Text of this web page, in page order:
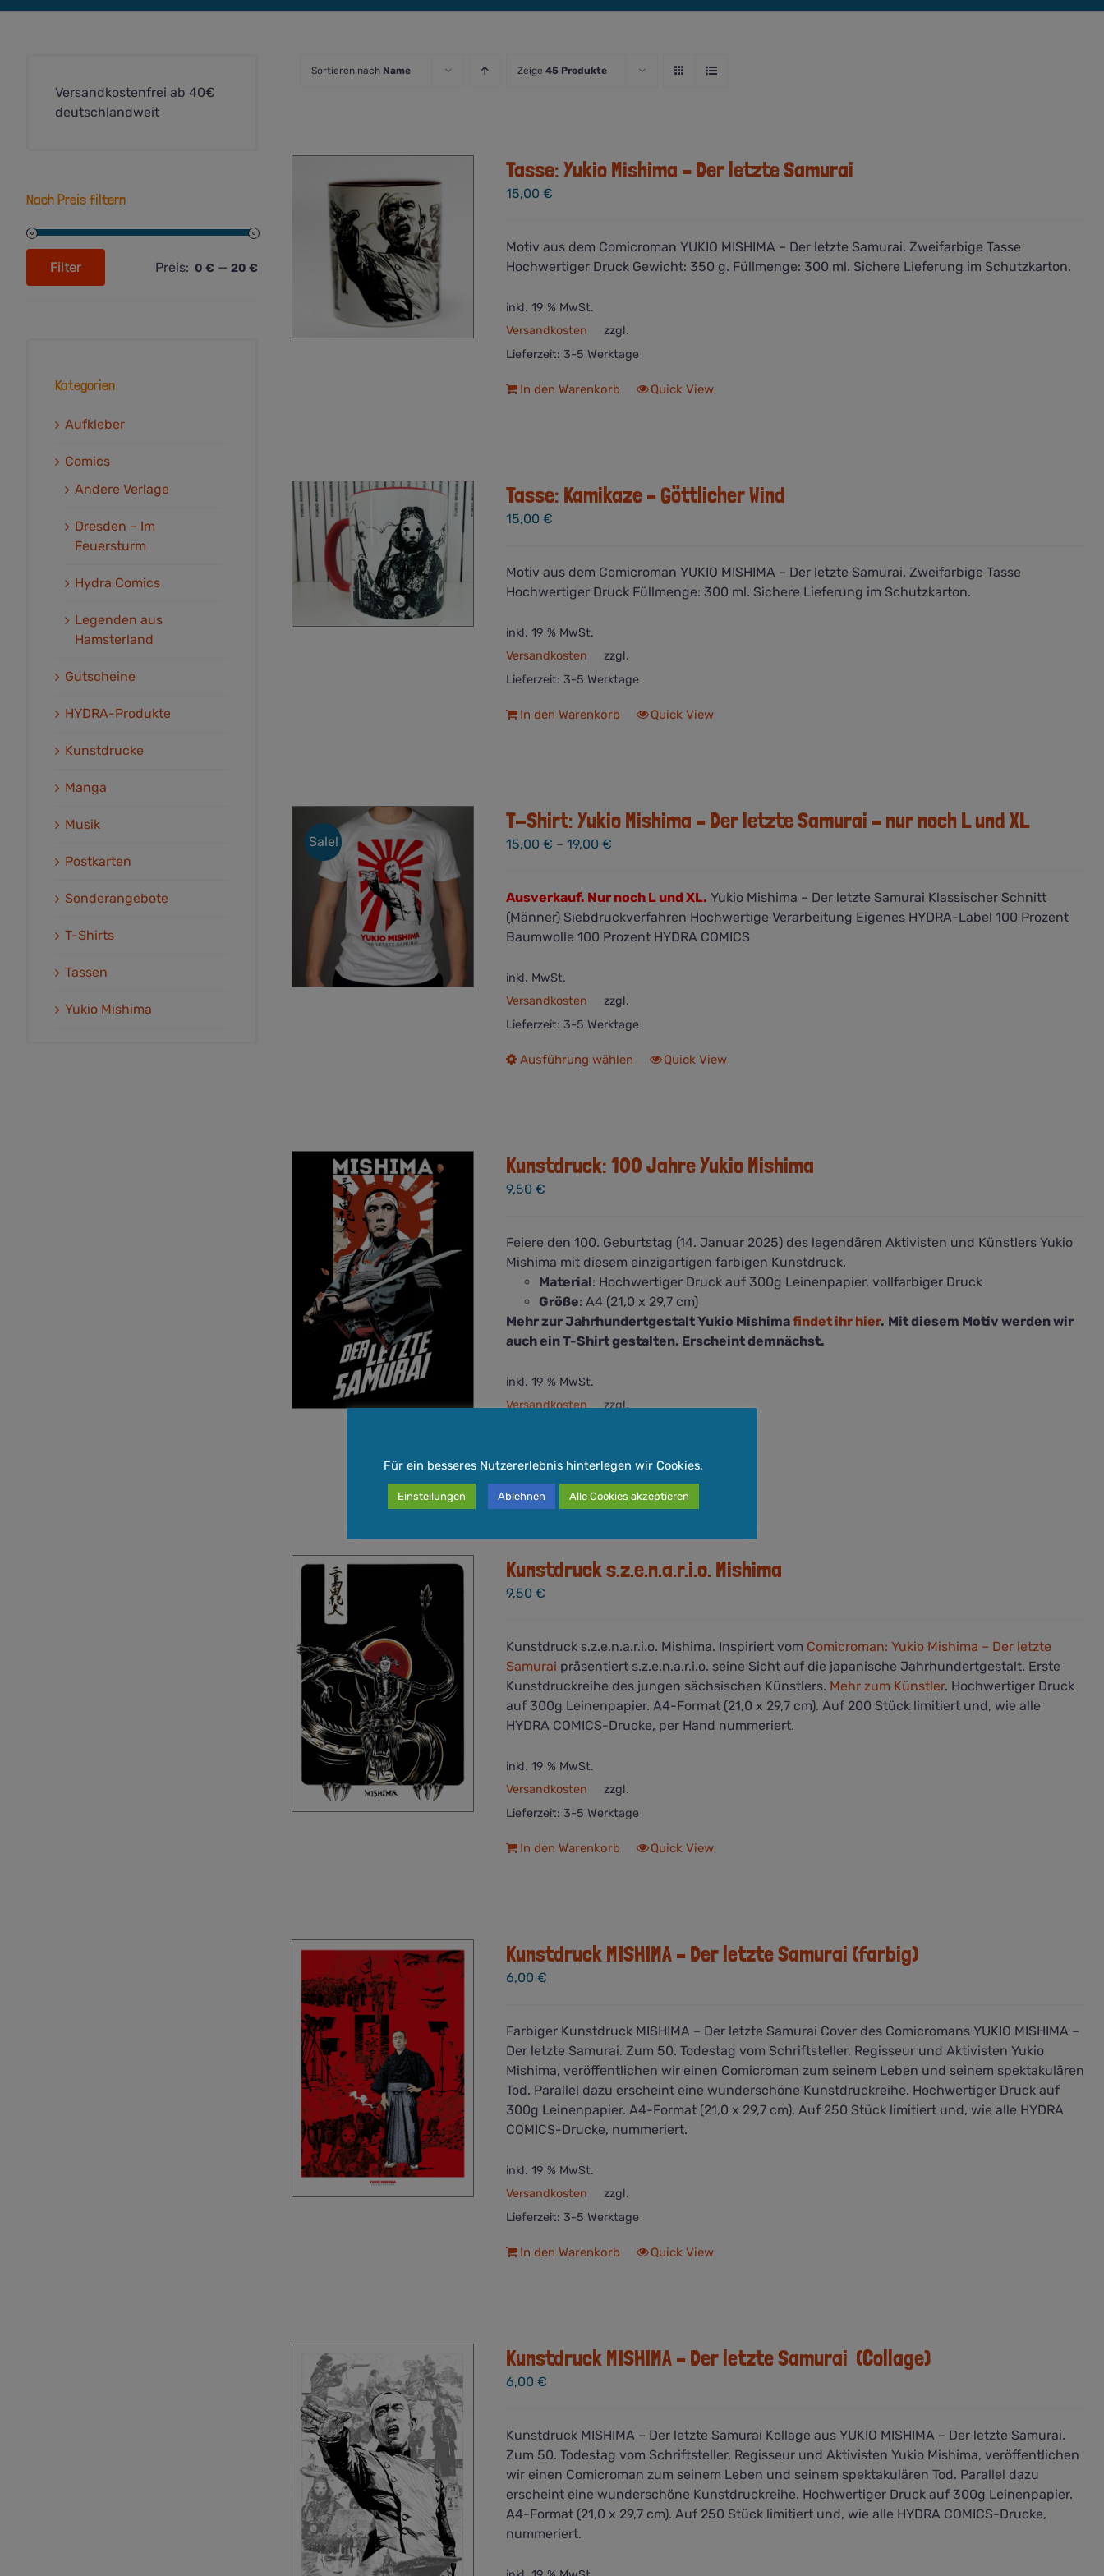
Sortieren nach Name Zeige 45 Produkte
Tasse: Yukio Mishima – Der letzte Samurai
15,00 €
Motiv aus dem Comicroman YUKIO MISHIMA – Der letzte Samurai. Zweifarbige Tasse
Hochwertiger Druck Gewicht: 350 g. Füllmenge: 300 ml. Sichere Lieferung im Schutzkarton.
inkl. 19 % MwSt.
zzgl.
Versandkosten
Lieferzeit: 3-5 Werktage
In den Warenkorb Quick View
Tasse: Kamikaze – Göttlicher Wind
15,00 €
Motiv aus dem Comicroman YUKIO MISHIMA – Der letzte Samurai. Zweifarbige Tasse
Hochwertiger Druck Füllmenge: 300 ml. Sichere Lieferung im Schutzkarton.
inkl. 19 % MwSt.
zzgl.
Versandkosten
Lieferzeit: 3-5 Werktage
In den Warenkorb Quick View
Sale!
T-Shirt: Yukio Mishima – Der letzte Samurai – nur noch L und XL
15,00 € – 19,00 €
Ausverkauf. Nur noch L und XL. Yukio Mishima – Der letzte Samurai Klassischer Schnitt
(Männer) Siebdruckverfahren Hochwertige Verarbeitung Eigenes HYDRA-Label 100 Prozent
Baumwolle 100 Prozent HYDRA COMICS
inkl. MwSt.
zzgl.
Versandkosten
Lieferzeit: 3-5 Werktage
Ausführung wählen
Dieses
auf.
Die
auf
der
Produktseite
gewählt
werden
Quick View
Kunstdruck: 100 Jahre Yukio Mishima
9,50 €
Feiere den 100. Geburtstag (14. Januar 2025) des legendären Aktivisten und Künstlers Yukio
Mishima mit diesem einzigartigen farbigen Kunstdruck.
Material: Hochwertiger Druck auf 300g Leinenpapier, vollfarbiger Druck
Größe: A4 (21,0 x 29,7 cm)
Mehr zur Jahrhundertgestalt Yukio Mishimafindet ihr hier. Mit diesem Motiv werden wir
auch ein T-Shirt gestalten. Erscheint demnächst.
inkl. 19 % MwSt.
zzgl.
Versandkosten
In den Warenkorb Quick View
Kunstdruck s.z.e.n.a.r.i.o. Mishima
9,50 €
Kunstdruck s.z.e.n.a.r.i.o. Mishima. Inspiriert vom Comicroman: Yukio Mishima – Der letzte
Samurai präsentiert s.z.e.n.a.r.i.o. seine Sicht auf die japanische Jahrhundertgestalt. Erste
Kunstdruckreihe des jungen sächsischen Künstlers. Mehr zum Künstler. Hochwertiger Druck
auf 300g Leinenpapier. A4-Format (21,0 x 29,7 cm). Auf 200 Stück limitiert und, wie alle
HYDRA COMICS-Drucke, per Hand nummeriert.
inkl. 19 % MwSt.
zzgl.
Versandkosten
Lieferzeit: 3-5 Werktage
In den Warenkorb Quick View
Kunstdruck MISHIMA – Der letzte Samurai (farbig)
6,00 €
Farbiger Kunstdruck MISHIMA – Der letzte Samurai Cover des Comicromans YUKIO MISHIMA –
Der letzte Samurai. Zum 50. Todestag vom Schriftsteller, Regisseur und Aktivisten Yukio
Mishima, veröffentlichen wir einen Comicroman zum seinem Leben und seinem spektakulären
Tod. Parallel dazu erscheint eine wunderschöne Kunstdruckreihe. Hochwertiger Druck auf
300g Leinenpapier. A4-Format (21,0 x 29,7 cm). Auf 250 Stück limitiert und, wie alle HYDRA
COMICS-Drucke, nummeriert.
inkl. 19 % MwSt.
zzgl.
Versandkosten
Lieferzeit: 3-5 Werktage
In den Warenkorb Quick View
Kunstdruck MISHIMA – Der letzte Samurai (Collage)
6,00 €
Kunstdruck MISHIMA – Der letzte Samurai Kollage aus YUKIO MISHIMA – Der letzte Samurai.
Zum 50. Todestag vom Schriftsteller, Regisseur und Aktivisten Yukio Mishima, veröffentlichen
wir einen Comicroman zum seinem Leben und seinem spektakulären Tod. Parallel dazu
erscheint eine wunderschöne Kunstdruckreihe. Hochwertiger Druck auf 300g Leinenpapier.
A4-Format (21,0 x 29,7 cm). Auf 250 Stück limitiert und, wie alle HYDRA COMICS-Drucke,
nummeriert.
Versandkostenfrei ab 40€
deutschlandweit
Nach Preis filtern
Max.
Filter Preis: 0 €— 20 €
Kategorien
Aufkleber
Comics
Andere Verlage
Dresden – Im
Feuersturm
Hydra Comics
Legenden aus
Hamsterland
Gutscheine
HYDRA-Produkte
Kunstdrucke
Manga
Musik
Postkarten
Sonderangebote
T-Shirts
Tassen
Yukio Mishima
Für ein besseres Nutzererlebnis hinterlegen wir Cookies.
Einstellungen Ablehnen Alle Cookies akzeptieren